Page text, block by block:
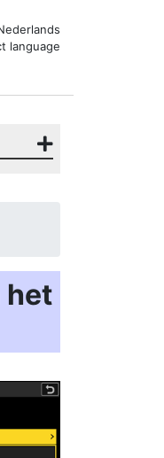
language
het